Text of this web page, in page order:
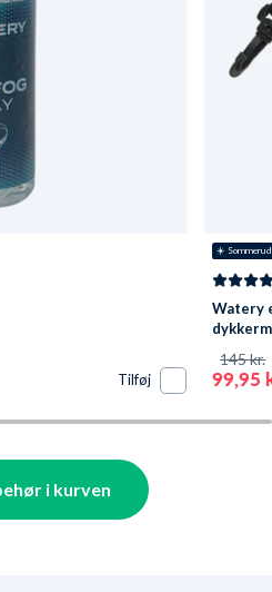
Tilføj
☀️
Watery
99,95
145 kr.
i kurven